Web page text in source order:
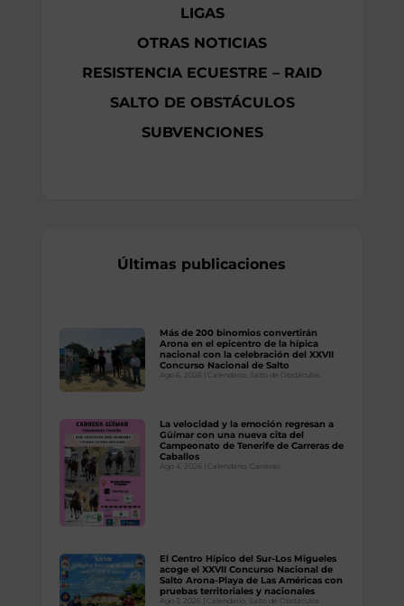
LIGAS
OTRAS NOTICIAS
RESISTENCIA ECUESTRE – RAID
SALTO DE OBSTÁCULOS
SUBVENCIONES
Últimas publicaciones
Más de 200 binomios convertirán
Arona en el epicentro de la hípica
nacional con la celebración del XXVII
Concurso Nacional de Salto
Ago 6, 2026 Calendario, Salto de Obstáculos
La velocidad y la emoción regresan a
Güímar con una nueva cita del
Campeonato de Tenerife de Carreras de
Caballos
Ago 4, 2026 Calendario, Carreras
El Centro Hípico del Sur-Los Migueles
acoge el XXVII Concurso Nacional de
Salto Arona-Playa de Las Américas con
pruebas territoriales y nacionales
Ago 3, 2026 Calendario, Salto de Obstáculos